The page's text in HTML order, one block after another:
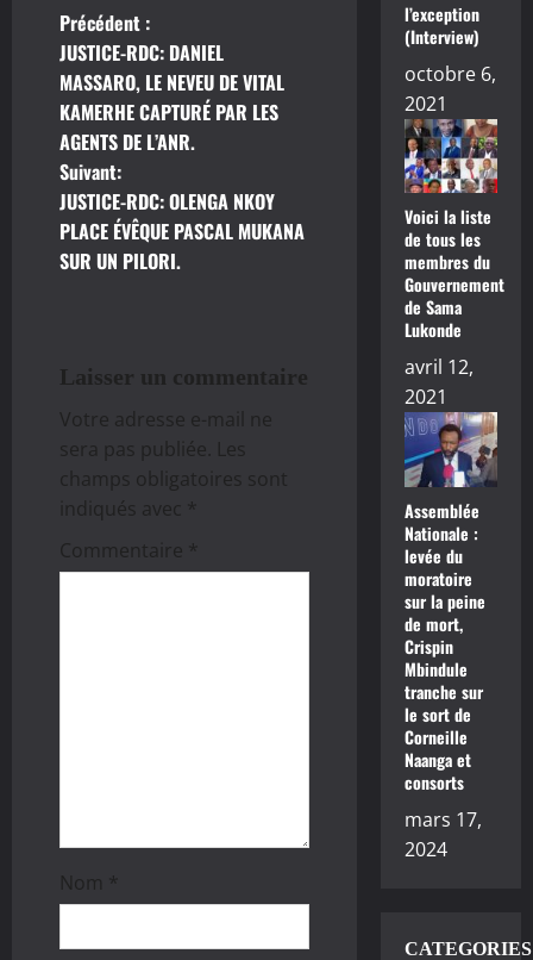
N
a
v
i
g
a
i
o
n
’
l
Précédent :
JUSTICE-RDC: DANIEL
MASSARO, LE NEVEU DE VITAL
KAMERHE CAPTURÉ PAR LES
AGENTS DE L’ANR.
Suivant:
JUSTICE-RDC: OLENGA NKOY
PLACE ÉVÊQUE PASCAL MUKANA
SUR UN PILORI.
Laisser un commentaire
Votre adresse e-mail ne
sera pas publiée. Les
champs obligatoires sont
indiqués avec *
Commentaire *
Nom *
l’exception
(Interview)
octobre 6,
2021
Voici la liste
de tous les
membres du
Gouvernement
de Sama
Lukonde
avril 12,
2021
Assemblée
Nationale :
levée du
moratoire
sur la peine
de mort,
Crispin
Mbindule
tranche sur
le sort de
Corneille
Naanga et
consorts
mars 17,
2024
CATEGORIES